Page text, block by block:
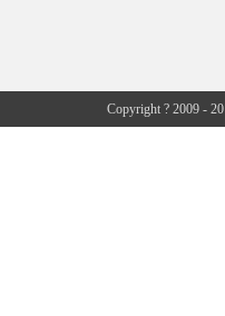
Copyright ? 2009 -